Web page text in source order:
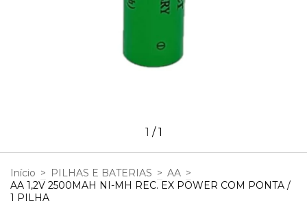
1 /1
Início > PILHAS E BATERIAS > AA >
AA 1,2V 2500MAH NI-MH REC. EX POWER COM PONTA /
1 PILHA